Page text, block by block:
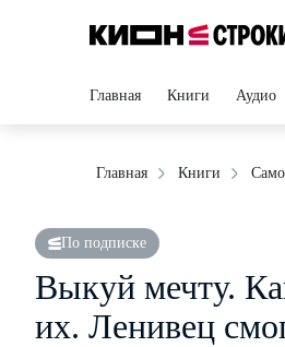
Главная Книги Аудио
Главная Книги
По подписке
Выкуй мечту.
их. Ленивец